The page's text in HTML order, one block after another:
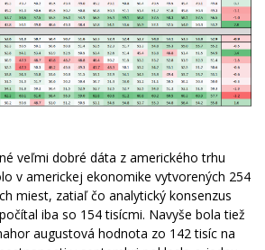
veľmi dobré dáta z amerického trhu
v americkej ekonomike vytvorených 254
miest, zatiaľ čo analytický konsenzus
iba so 154 tisícmi. Navyše bola tiež
augustová hodnota zo 142 tisíc na